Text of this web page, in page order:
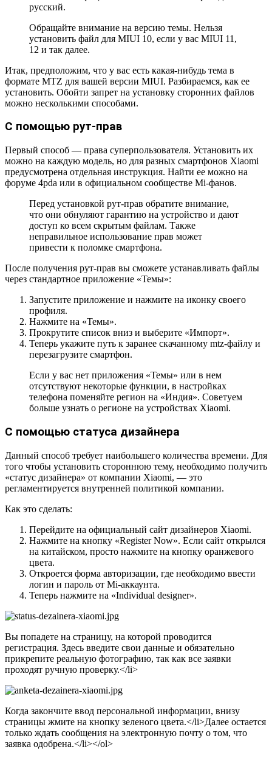
русский.
Обращайте внимание на версию темы. Нельзя
установить файл для MIUI 10, если у вас MIUI 11,
12 и так далее.
Итак, предположим, что у вас есть какая-нибудь тема в
формате MTZ для вашей версии MIUI. Разбираемся, как ее
установить. Обойти запрет на установку сторонних файлов
можно несколькими способами.
С помощью рут-прав
Первый способ — права суперпользователя. Установить их
можно на каждую модель, но для разных смартфонов Xiaomi
предусмотрена отдельная инструкция. Найти ее можно на
форуме 4pda или в официальном сообществе Mi-фанов.
Перед установкой рут-прав обратите внимание,
что они обнуляют гарантию на устройство и дают
доступ ко всем скрытым файлам. Также
неправильное использование прав может
привести к поломке смартфона.
После получения рут-прав вы сможете устанавливать файлы
через стандартное приложение «Темы»:
Запустите приложение и нажмите на иконку своего
профиля.
Нажмите на «Темы».
Прокрутите список вниз и выберите «Импорт».
Теперь укажите путь к заранее скачанному mtz-файлу и
перезагрузите смартфон.
Если у вас нет приложения «Темы» или в нем
отсутствуют некоторые функции, в настройках
телефона поменяйте регион на «Индия». Советуем
больше узнать о регионе на устройствах Xiaomi.
С помощью статуса дизайнера
Данный способ требует наибольшего количества времени. Для
того чтобы установить стороннюю тему, необходимо получить
«статус дизайнера» от компании Xiaomi, — это
регламентируется внутренней политикой компании.
Как это сделать:
Перейдите на официальный сайт дизайнеров Xiaomi.
Нажмите на кнопку «Register Now». Если сайт открылся
на китайском, просто нажмите на кнопку оранжевого
цвета.
Откроется форма авторизации, где необходимо ввести
логин и пароль от Mi-аккаунта.
Теперь нажмите на «Individual designer».
Вы попадете на страницу, на которой проводится
регистрация. Здесь введите свои данные и обязательно
прикрепите реальную фотографию, так как все заявки
проходят ручную проверку.</li>
Когда закончите ввод персональной информации, внизу
страницы жмите на кнопку зеленого цвета.</li>Далее остается
только ждать сообщения на электронную почту о том, что
заявка одобрена.</li></ol>